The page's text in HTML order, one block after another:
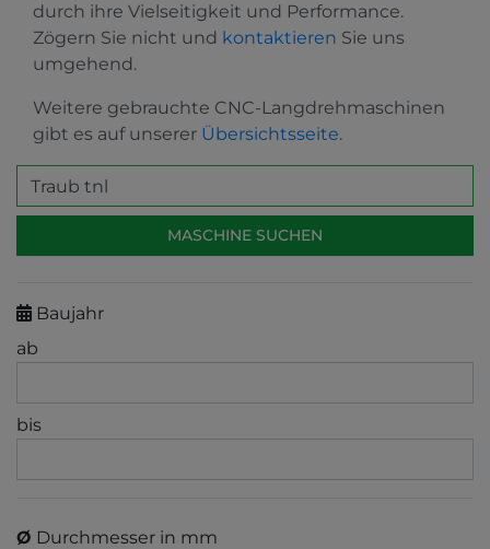
durch ihre Vielseitigkeit und Performance.
Zögern Sie nicht und kontaktieren Sie uns
umgehend.
Weitere gebrauchte CNC-Langdrehmaschinen
gibt es auf unserer Übersichtsseite.
Baujahr
ab
bis
Ø Durchmesser in mm